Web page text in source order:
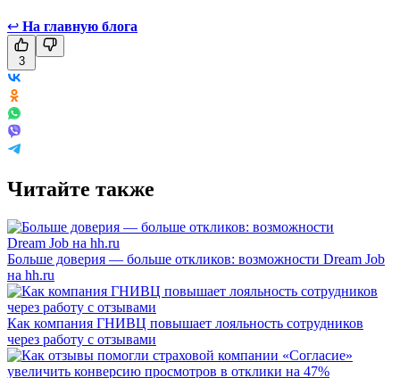
↩ На главную блога
3
Читайте также
Больше доверия — больше откликов: возможности Dream Job
на hh.ru
Как компания ГНИВЦ повышает лояльность сотрудников
через работу с отзывами